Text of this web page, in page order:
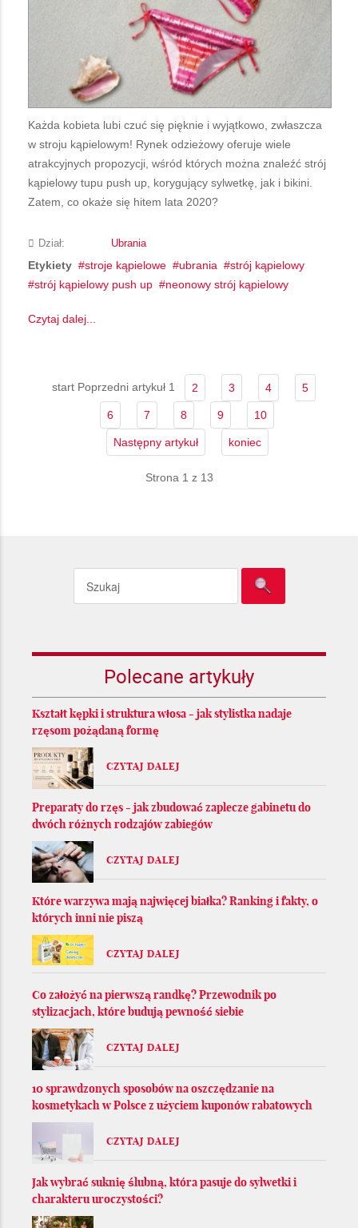
Każda kobieta lubi czuć się pięknie i wyjątkowo, zwłaszcza
w stroju kąpielowym! Rynek odzieżowy oferuje wiele
atrakcyjnych propozycji, wśród których można znaleźć strój
kąpielowy tupu push up, korygujący sylwetkę, jak i bikini.
Zatem, co okaże się hitem lata 2020?
Dział: Ubrania
Etykiety stroje kąpielowe ubrania
strój kąpielowy
strój kąpielowy push up
neonowy strój kąpielowy
Czytaj dalej...
start Poprzedni artykuł 1 2 3 4 5
6 7 8 9 10
Następny artykuł koniec
Strona 1 z 13
Polecane artykuły
Kształt kępki i struktura włosa - jak stylistka nadaje
rzęsom pożądaną formę
CZYTAJ DALEJ
Preparaty do rzęs - jak zbudować zaplecze gabinetu do
dwóch różnych rodzajów zabiegów
CZYTAJ DALEJ
Które warzywa mają najwięcej białka? Ranking i fakty, o
których inni nie piszą
CZYTAJ DALEJ
Co założyć na pierwszą randkę? Przewodnik po
stylizacjach, które budują pewność siebie
CZYTAJ DALEJ
10 sprawdzonych sposobów na oszczędzanie na
kosmetykach w Polsce z użyciem kuponów rabatowych
CZYTAJ DALEJ
Jak wybrać suknię ślubną, która pasuje do sylwetki i
charakteru uroczystości?